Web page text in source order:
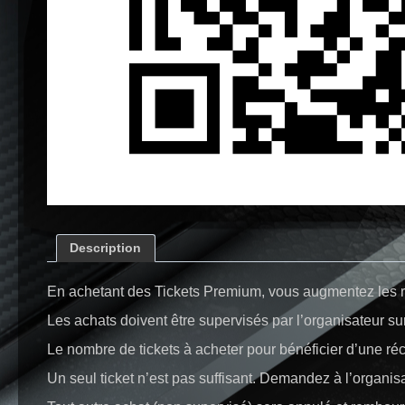
Description
En achetant des Tickets Premium, vous augmentez les
Les achats doivent être supervisés par l’organisateur
Le nombre de tickets à acheter pour bénéficier d’une
Un seul ticket n’est pas suffisant. Demandez à